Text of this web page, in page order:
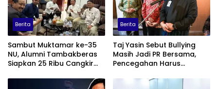
Berita
Sambut Muktamar ke-35
NU, Alumni Tambakberas
Siapkan 25 Ribu Cangkir
Berita
Taj Yasin Sebut Bullying
Masih Jadi PR Bersama,
Pencegahan Harus
Pesantren